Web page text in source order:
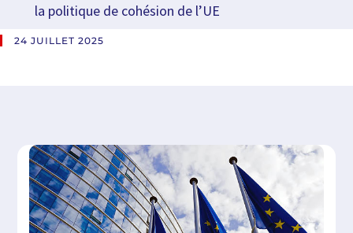
la politique de cohésion de l’UE
24 JUILLET 2025